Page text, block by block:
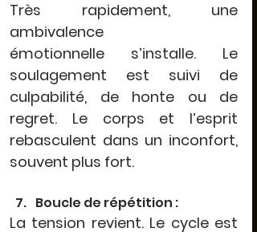
ambivalence
émotionnelle s’installe. Le
soulagement est suivi de
culpabilité, de honte ou de
regret. Le corps et l’esprit
rebasculent dans un inconfort,
souvent plus fort.
Boucle de répétition :
La tension revient. Le cycle est